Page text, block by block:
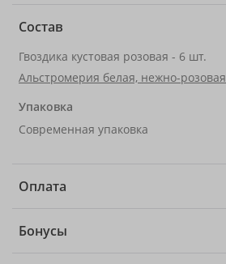
Состав
Гвоздика кустовая розовая - 6 шт.
Альстромерия белая, нежно-розовая
Упаковка
Современная упаковка
Оплата
Бонусы